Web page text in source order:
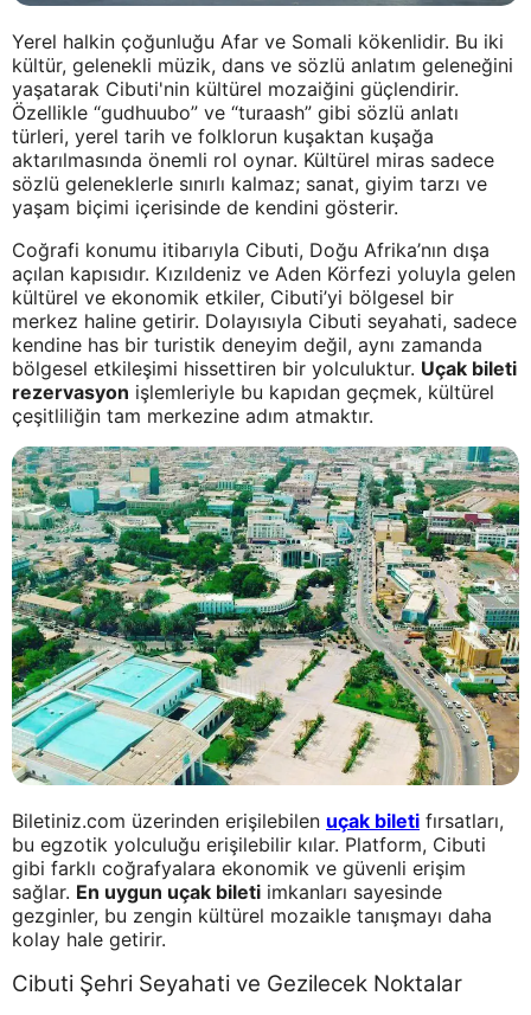
Yerel halkin çoğunluğu Afar ve Somali kökenlidir. Bu iki
kültür, gelenekli müzik, dans ve sözlü anlatım geleneğini
yaşatarak Cibuti'nin kültürel mozaiğini güçlendirir.
Özellikle “gudhuubo” ve “turaash” gibi sözlü anlatı
türleri, yerel tarih ve folklorun kuşaktan kuşağa
aktarılmasında önemli rol oynar. Kültürel miras sadece
sözlü geleneklerle sınırlı kalmaz; sanat, giyim tarzı ve
yaşam biçimi içerisinde de kendini gösterir.
Coğrafi konumu itibarıyla Cibuti, Doğu Afrika’nın dışa
açılan kapısıdır. Kızıldeniz ve Aden Körfezi yoluyla gelen
kültürel ve ekonomik etkiler, Cibuti’yi bölgesel bir
merkez haline getirir. Dolayısıyla Cibuti seyahati, sadece
kendine has bir turistik deneyim değil, aynı zamanda
bölgesel etkileşimi hissettiren bir yolculuktur. Uçak bileti
rezervasyon işlemleriyle bu kapıdan geçmek, kültürel
çeşitliliğin tam merkezine adım atmaktır.
Biletiniz.com üzerinden erişilebilen uçak bileti fırsatları,
bu egzotik yolculuğu erişilebilir kılar. Platform, Cibuti
gibi farklı coğrafyalara ekonomik ve güvenli erişim
sağlar. En uygun uçak bileti imkanları sayesinde
gezginler, bu zengin kültürel mozaikle tanışmayı daha
kolay hale getirir.
Cibuti Şehri Seyahati ve Gezilecek Noktalar